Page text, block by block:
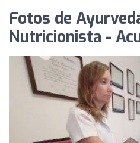
Fotos de
Nutricionista -